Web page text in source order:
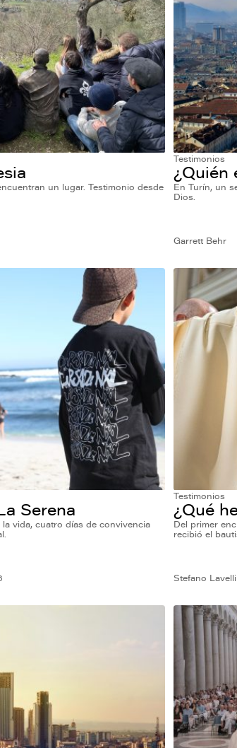
un lugar. Testimonio desde
Testimonios
¿Quién
En Turín, un
Dios.
Garrett Behr
Serena
vida, cuatro días de convivencia
Testimonios
¿Qué
Del primer
recibió el
Stefano Lavelli